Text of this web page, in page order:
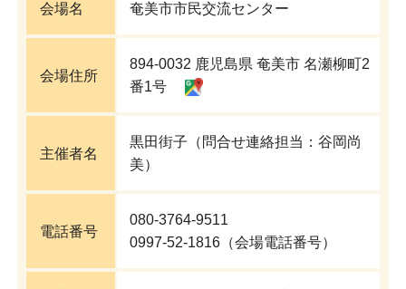
会場名 奄美市市民交流センター
会場住所
894-0032 鹿児島県 奄美市 名瀬柳町2
番1号
主催者名
黒田街子（問合せ連絡担当：谷岡尚
美）
電話番号
080-3764-9511
0997-52-1816（会場電話番号）